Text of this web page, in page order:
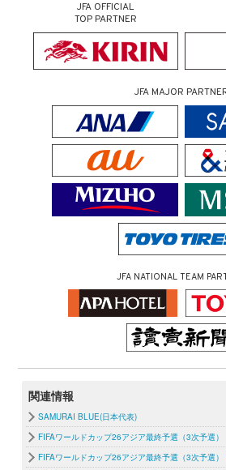
JFA OFFICIAL
TOP PARTNER
JFA MAJOR
JFA NATIONAL TEAM
関連情報
SAMURAI BLUE(日本代表)
FIFAワールドカップ26アジア最終予選（3次予選）
FIFAワールドカップ26アジア最終予選（3次予選